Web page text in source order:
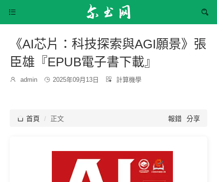


《AI芯片：科技探索與AGI願景》張
臣雄『EPUB電子書下載』

博
admin  發
2025年09月13日 
分
計算機學
 首頁 正文 報錯 分享